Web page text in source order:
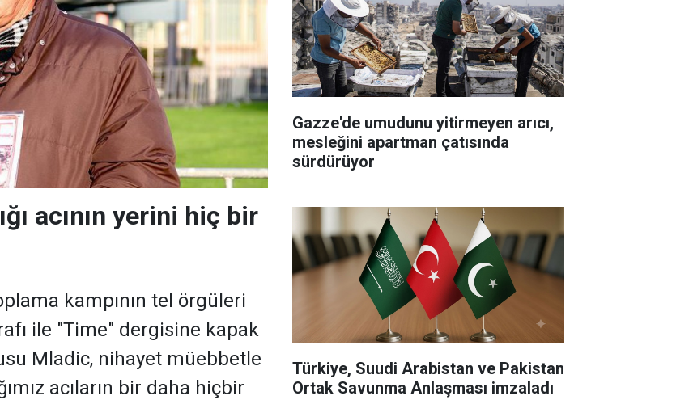
acının yerini hiç bir
kampının tel örgüleri
ile "Time" dergisine kapak
Mladic, nihayet müebbetle
acıların bir daha hiçbir
Gazze'de umudunu yitirmeyen arıcı,
mesleğini apartman çatısında
sürdürüyor
Türkiye, Suudi Arabistan ve Pakistan
Ortak Savunma Anlaşması imzaladı